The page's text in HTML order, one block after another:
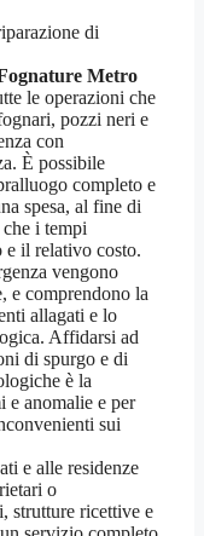
di
Metro
le operazioni che
pozzi neri e
con
È possibile
completo e
spesa, al fine di
i tempi
e il relativo costo.
vengono
e comprendono la
allagati e lo
Affidarsi ad
di spurgo e di
è la
e anomalie e per
sui
e alle residenze
o
strutture ricettive e